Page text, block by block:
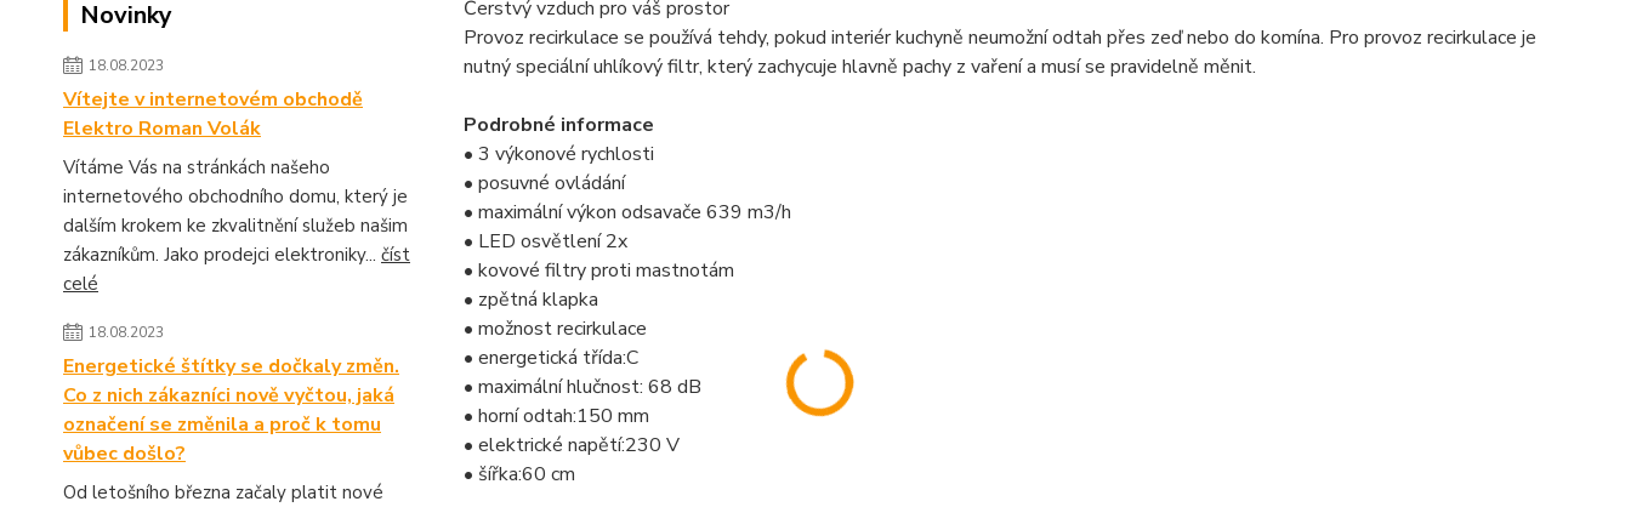
Novinky
18.08.2023
Vítejte v internetovém obchodě
Elektro Roman Volák
Vítáme Vás na stránkách našeho
internetového obchodního domu, který je
dalším krokem ke zkvalitnění služeb našim
zákazníkům. Jako prodejci elektroniky... číst
celé
18.08.2023
Energetické štítky se dočkaly změn.
Co z nich zákazníci nově vyčtou, jaká
označení se změnila a proč k tomu
vůbec došlo?
Od letošního března začaly platit nové
Čerstvý vzduch pro váš prostor
Provoz recirkulace se používá tehdy, pokud interiér kuchyně neumožní odtah přes zeď nebo do komína. Pro provoz recirkulace je
nutný speciální uhlíkový filtr, který zachycuje hlavně pachy z vaření a musí se pravidelně měnit.
Podrobné informace
• 3 výkonové rychlosti
• posuvné ovládání
• maximální výkon odsavače 639 m3/h
• LED osvětlení 2x
• kovové filtry proti mastnotám
• zpětná klapka
• možnost recirkulace
• energetická třída:C
• maximální hlučnost: 68 dB
• horní odtah:150 mm
• elektrické napětí:230 V
• šířka:60 cm